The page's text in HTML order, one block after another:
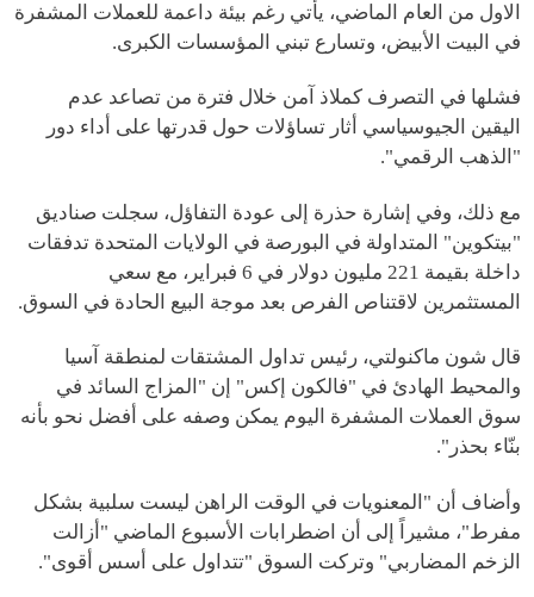
الاول من العام الماضي، يأتي رغم بيئة داعمة للعملات المشفرة
في البيت الأبيض، وتسارع تبني المؤسسات الكبرى.
فشلها في التصرف كملاذ آمن خلال فترة من تصاعد عدم
اليقين الجيوسياسي أثار تساؤلات حول قدرتها على أداء دور
"الذهب الرقمي".
مع ذلك، وفي إشارة حذرة إلى عودة التفاؤل، سجلت صناديق
"بيتكوين" المتداولة في البورصة في الولايات المتحدة تدفقات
داخلة بقيمة 221 مليون دولار في 6 فبراير، مع سعي
المستثمرين لاقتناص الفرص بعد موجة البيع الحادة في السوق.
قال شون ماكنولتي، رئيس تداول المشتقات لمنطقة آسيا
والمحيط الهادئ في "فالكون إكس" إن "المزاج السائد في
سوق العملات المشفرة اليوم يمكن وصفه على أفضل نحو بأنه
بنّاء بحذر".
وأضاف أن "المعنويات في الوقت الراهن ليست سلبية بشكل
مفرط"، مشيراً إلى أن اضطرابات الأسبوع الماضي "أزالت
الزخم المضاربي" وتركت السوق "تتداول على أسس أقوى".